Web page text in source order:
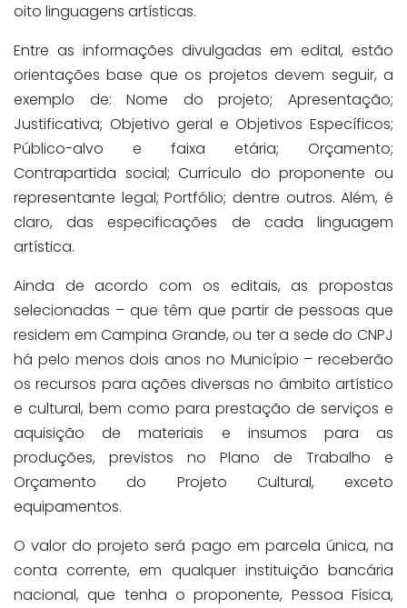
oito linguagens artísticas.
Entre as informações divulgadas em edital, estão
orientações base que os projetos devem seguir, a
exemplo de: Nome do projeto; Apresentação;
Justificativa; Objetivo geral e Objetivos Específicos;
Público-alvo e faixa etária; Orçamento;
Contrapartida social; Currículo do proponente ou
representante legal; Portfólio; dentre outros. Além, é
claro, das especificações de cada linguagem
artística.
Ainda de acordo com os editais, as propostas
selecionadas – que têm que partir de pessoas que
residem em Campina Grande, ou ter a sede do CNPJ
há pelo menos dois anos no Município – receberão
os recursos para ações diversas no âmbito artístico
e cultural, bem como para prestação de serviços e
aquisição de materiais e insumos para as
produções, previstos no Plano de Trabalho e
Orçamento do Projeto Cultural, exceto
equipamentos.
O valor do projeto será pago em parcela única, na
conta corrente, em qualquer instituição bancária
nacional, que tenha o proponente, Pessoa Física,